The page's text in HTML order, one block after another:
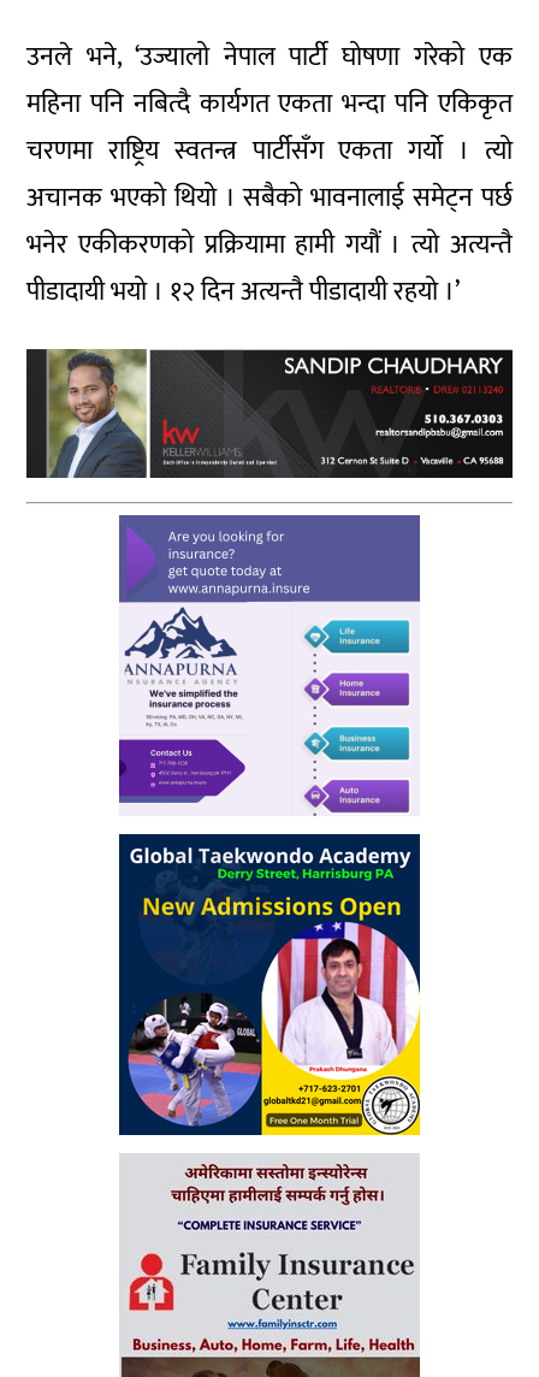
उनले भने, ‘उज्यालो नेपाल पार्टी घोषणा गरेको एक
महिना पनि नबित्दै कार्यगत एकता भन्दा पनि एकिकृत
चरणमा राष्ट्रिय स्वतन्त्र पार्टीसँग एकता गर्यो । त्यो
अचानक भएको थियो । सबैको भावनालाई समेट्न पर्छ
भनेर एकीकरणको प्रक्रियामा हामी गयौं । त्यो अत्यन्तै
पीडादायी भयो । १२ दिन अत्यन्तै पीडादायी रहयो ।’